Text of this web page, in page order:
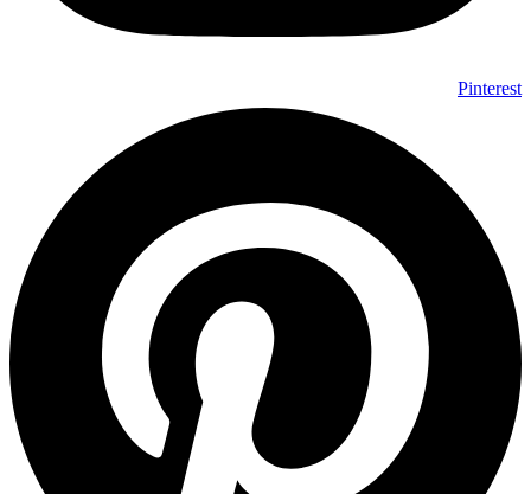
Pinterest